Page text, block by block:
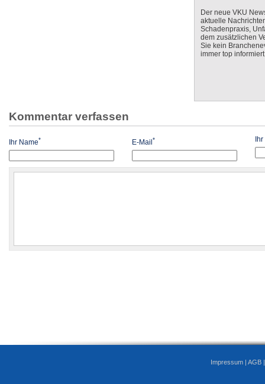
Der neue VKU
aktuelle
Schadenpraxis,
dem zusätzlichen
Sie kein
immer top
Kommentar verfassen
Ihr Name* E-Mail* Ihr
Impressum | AGB